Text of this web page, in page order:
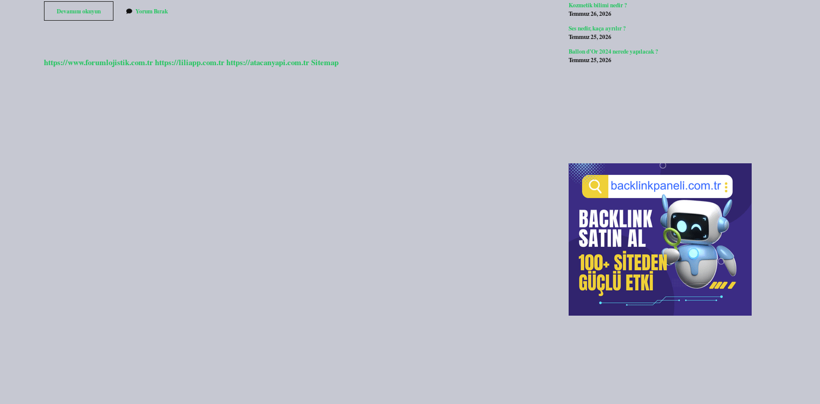
Devamını okuyunSarıyer
Anadolu
Yorum Bırak
https://www.forumlojistik.com.trhttps://liliapp.com.trhttps://atacanyapi.com.trSitemap
Kozmetik bilimi nedir ?
Temmuz 26, 2026
Ses nedir, kaça ayrılır ?
Temmuz 25, 2026
Ballon d’Or 2024 nerede yapılacak ?
Temmuz 25, 2026